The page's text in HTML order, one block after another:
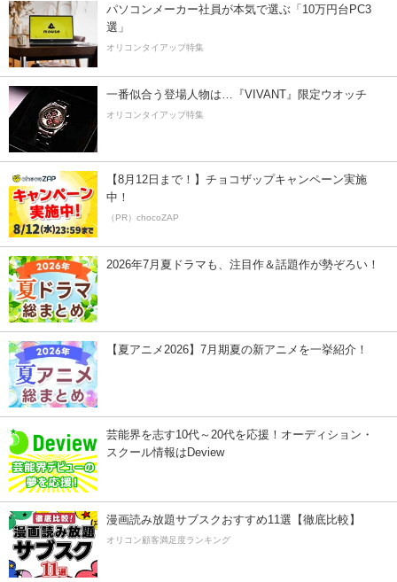
パソコンメーカー社員が本気で選ぶ「10万円台PC3
選」
オリコンタイアップ特集
一番似合う登場人物は…『VIVANT』限定ウオッチ
オリコンタイアップ特集
【8月12日まで！】チョコザップキャンペーン実施
中！
（PR）chocoZAP
2026年7月夏ドラマも、注目作＆話題作が勢ぞろい！
【夏アニメ2026】7月期夏の新アニメを一挙紹介！
芸能界を志す10代～20代を応援！オーディション・
スクール情報はDeview
漫画読み放題サブスクおすすめ11選【徹底比較】
オリコン顧客満足度ランキング